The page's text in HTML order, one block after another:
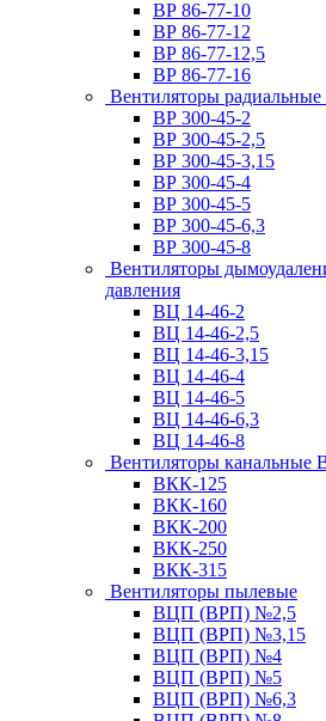
ВР 86-77-10
ВР 86-77-12
ВР 86-77-12,5
ВР 86-77-16
Вентиляторы радиальные
ВР 300-45-2
ВР 300-45-2,5
ВР 300-45-3,15
ВР 300-45-4
ВР 300-45-5
ВР 300-45-6,3
ВР 300-45-8
Вентиляторы
давления
ВЦ 14-46-2
ВЦ 14-46-2,5
ВЦ 14-46-3,15
ВЦ 14-46-4
ВЦ 14-46-5
ВЦ 14-46-6,3
ВЦ 14-46-8
Вентиляторы канальные
ВКК-125
ВКК-160
ВКК-200
ВКК-250
ВКК-315
Вентиляторы пылевые
ВЦП (ВРП) №2,5
ВЦП (ВРП) №3,15
ВЦП (ВРП) №4
ВЦП (ВРП) №5
ВЦП (ВРП) №6,3